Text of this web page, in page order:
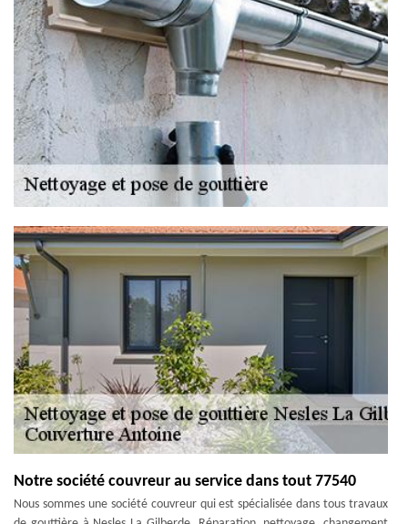
Notre société couvreur au service dans tout 77540
Nous sommes une société couvreur qui est spécialisée dans tous travaux